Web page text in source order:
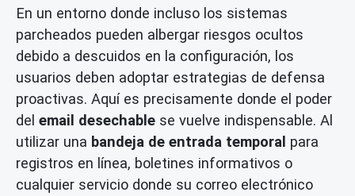
En un entorno donde incluso los sistemas
parcheados pueden albergar riesgos ocultos
debido a descuidos en la configuración, los
usuarios deben adoptar estrategias de defensa
proactivas. Aquí es precisamente donde el poder
del email desechable se vuelve indispensable. Al
utilizar una bandeja de entrada temporal para
registros en línea, boletines informativos o
cualquier servicio donde su correo electrónico